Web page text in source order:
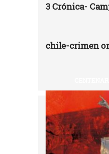
3 Crónica-
chile-crimen